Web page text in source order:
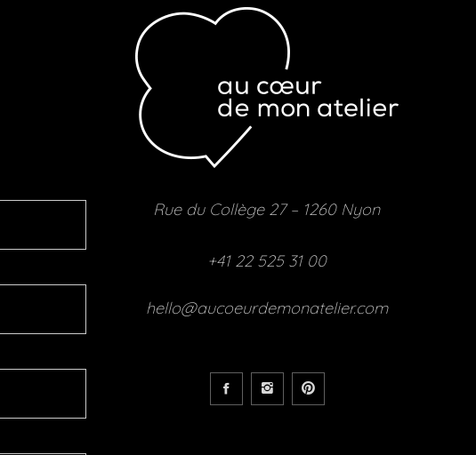
Rue du Collège 27 – 1260 Nyon
+41 22 525 31 00
hello@aucoeurdemonatelier.com